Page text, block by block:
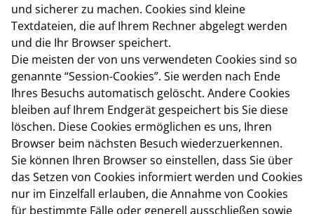
und sicherer zu machen. Cookies sind kleine
Textdateien, die auf Ihrem Rechner abgelegt werden
und die Ihr Browser speichert.
Die meisten der von uns verwendeten Cookies sind so
genannte “Session-Cookies”. Sie werden nach Ende
Ihres Besuchs automatisch gelöscht. Andere Cookies
bleiben auf Ihrem Endgerät gespeichert bis Sie diese
löschen. Diese Cookies ermöglichen es uns, Ihren
Browser beim nächsten Besuch wiederzuerkennen.
Sie können Ihren Browser so einstellen, dass Sie über
das Setzen von Cookies informiert werden und Cookies
nur im Einzelfall erlauben, die Annahme von Cookies
für bestimmte Fälle oder generell ausschließen sowie